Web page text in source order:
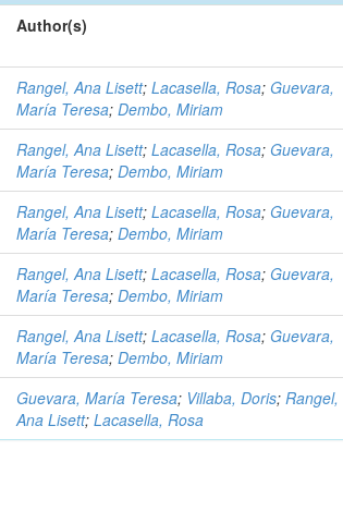
Author(s)
Rangel, Ana Lisett;Lacasella, Rosa; Guevara,
María Teresa;Dembo, Miriam
Rangel, Ana Lisett;Lacasella, Rosa; Guevara,
María Teresa;Dembo, Miriam
Rangel, Ana Lisett;Lacasella, Rosa; Guevara,
María Teresa;Dembo, Miriam
Rangel, Ana Lisett;Lacasella, Rosa; Guevara,
María Teresa;Dembo, Miriam
Rangel, Ana Lisett;Lacasella, Rosa; Guevara,
María Teresa;Dembo, Miriam
Guevara, María Teresa; Villaba, Doris;Rangel,
Ana Lisett;Lacasella, Rosa